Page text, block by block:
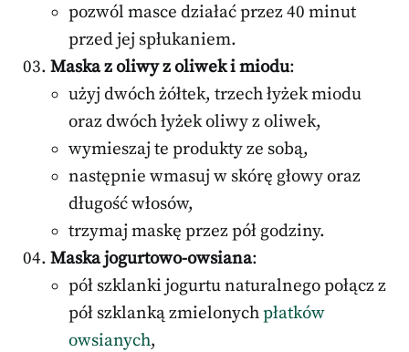
pozwól masce działać przez 40 minut
przed jej spłukaniem.
Maska z oliwy z oliwek i miodu:
użyj dwóch żółtek, trzech łyżek miodu
oraz dwóch łyżek oliwy z oliwek,
wymieszaj te produkty ze sobą,
następnie wmasuj w skórę głowy oraz
długość włosów,
trzymaj maskę przez pół godziny.
Maska jogurtowo-owsiana:
pół szklanki jogurtu naturalnego połącz z
pół szklanką zmielonychpłatków
owsianych,